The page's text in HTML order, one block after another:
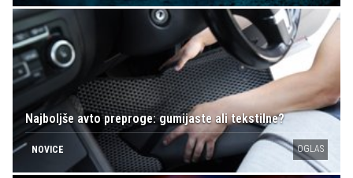
Najboljše avto preproge: gumijaste ali tekstilne?
NOVICE OGLAS